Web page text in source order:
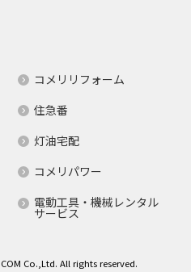
コメリリフォーム
住急番
灯油宅配
コメリパワー
電動工具・機械レンタル
サービス
Co.,Ltd. All rights reserved.